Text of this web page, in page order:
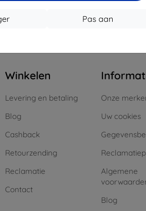
Pas aan
Winkelen
Levering en betaling
Blog
Cashback
Retourzending
Reclamatie
Contact
Onze
Uw cookies
Algemene
Blog